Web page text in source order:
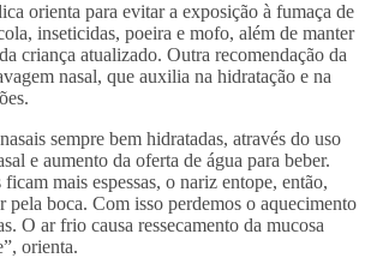
orienta para evitar a exposição à fumaça de
inseticidas, poeira e mofo, além de manter
criança atualizado. Outra recomendação da
nasal, que auxilia na hidratação e na
sempre bem hidratadas, através do uso
e aumento da oferta de água para beber.
mais espessas, o nariz entope, então,
pela boca. Com isso perdemos o aquecimento
O ar frio causa ressecamento da mucosa
orienta.